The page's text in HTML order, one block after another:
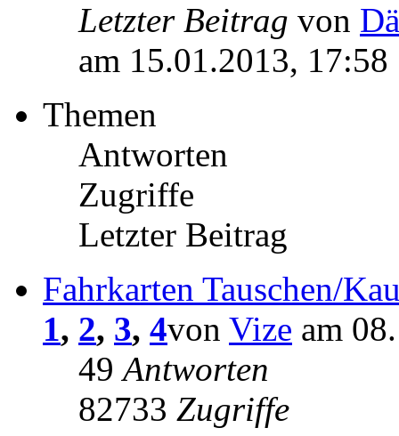
Letzter Beitrag von
am 15.01.2013, 17:58
Themen
Antworten
Zugriffe
Letzter Beitrag
Fahrkarten Tauschen/
1, 2, 3, 4von Vize am
49Antworten
82733 Zugriffe